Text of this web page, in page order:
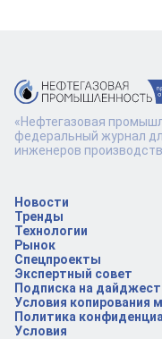
Новости
Тренды
Технологии
Рынок
Спецпроекты
Экспертный совет
Подписка на дайджест
Условия копирования
Политика
Условия
«Нефтегазовая
федеральный журнал
инженеров